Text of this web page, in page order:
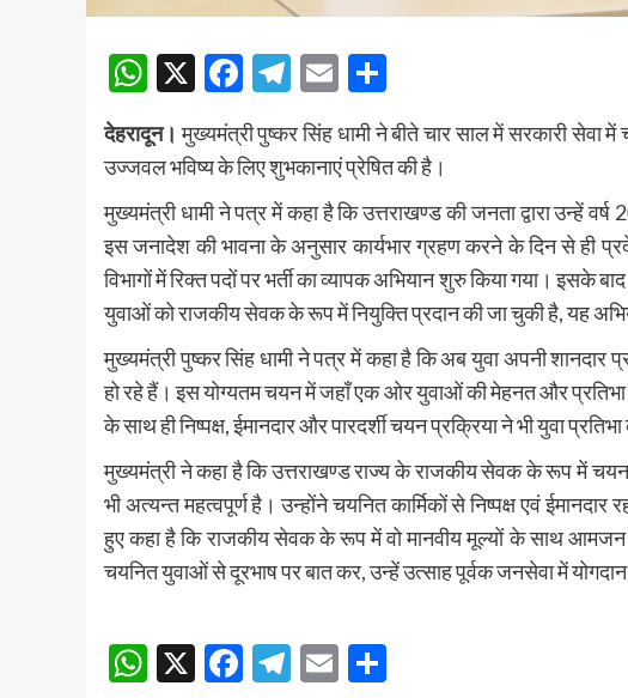
WhatsApp
X Facebook
Telegram
Email
देहरादून।मुख्यमंत्री पुष्कर सिंह धामी ने बीते चार साल में सरकारी सेवा
उज्जवल भविष्य के लिए शुभकानाएं प्रेषित की है।
मुख्यमंत्री धामी ने पत्र में कहा है कि उत्तराखण्ड की जनता द्वारा उन्हें
इस जनादेश की भावना के अनुसार कार्यभार ग्रहण करने के दिन से ही
विभागों में रिक्त पदों पर भर्ती का व्यापक अभियान शुरु किया गया। इसके
युवाओं को राजकीय सेवक के रूप में नियुक्ति प्रदान की जा चुकी है, यह
मुख्यमंत्री पुष्कर सिंह धामी ने पत्र में कहा है कि अब युवा अपनी
हो रहे हैं। इस योग्यतम चयन में जहाँ एक ओर युवाओं की मेहनत और प्रतिभा
के साथ ही निष्पक्ष, ईमानदार और पारदर्शी चयन प्रक्रिया ने भी युवा
मुख्यमंत्री ने कहा है कि उत्तराखण्ड राज्य के राजकीय सेवक के रूप में चयन
भी अत्यन्त महत्वपूर्ण है। उन्होंने चयनित कार्मिकों से निष्पक्ष एवं
हुए कहा है कि राजकीय सेवक के रूप में वो मानवीय मूल्यों के साथ
चयनित युवाओं से दूरभाष पर बात कर, उन्हें उत्साह पूर्वक जनसेवा में
Post
navigation
WhatsApp
X Facebook
Telegram
Email